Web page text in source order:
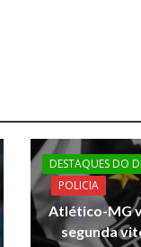
DESTAQUES DO
POLICIA
Atlético-MG
segunda